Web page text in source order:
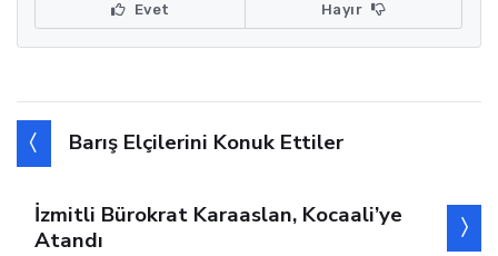
Evet Hayır
Barış Elçilerini Konuk Ettiler
İzmitli Bürokrat Karaaslan, Kocaali’ye
Atandı